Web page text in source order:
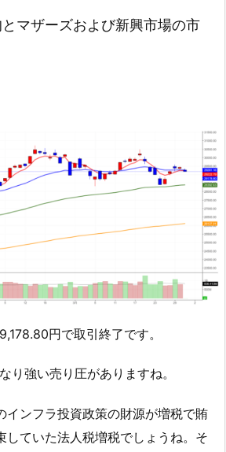
マザーズおよび新興市場の市
円で取引終了です。
り強い売り圧がありますね。
インフラ投資政策の財源が増税で賄
していた法人税増税でしょうね。そ